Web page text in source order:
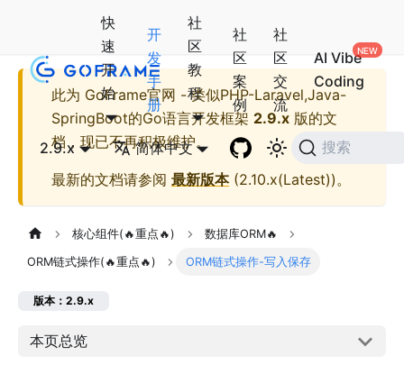
快
速
开
始
开
发
手
册
社
区
教
程
社
区
案
例
社
区
交
流
AI Vibe
Coding
2.9.x 简体中文 搜索
此为 GoFrame官网 - 类似PHP-Laravel,Java-
SpringBoot的Go语言开发框架 2.9.x 版的文
档，现已不再积极维护。
最新的文档请参阅 最新版本(2.10.x(Latest))。
核心组件(🔥重点🔥) 数据库ORM🔥
ORM链式操作(🔥重点🔥) ORM链式操作-写入保存
版本：2.9.x
本页总览